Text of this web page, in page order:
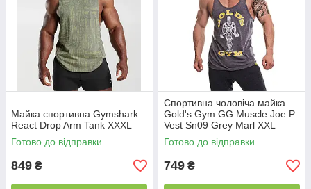
Майка спортивна Gymshark
React Drop Arm Tank XXXL
Готово до відправки
849 ₴
Спортивна чоловіча майка
Gold's Gym GG Muscle Joe P
Vest Sn09 Grey Marl XXL
Готово до відправки
749 ₴